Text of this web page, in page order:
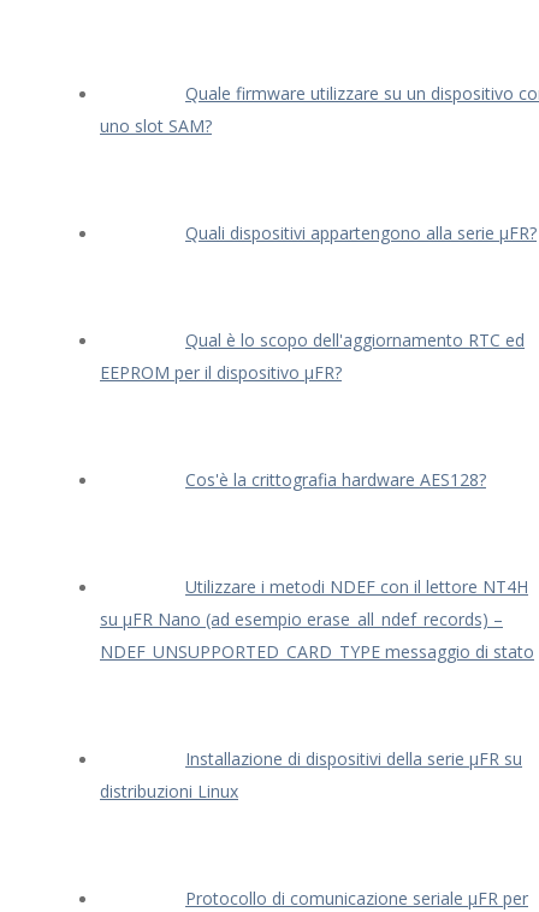
Quale firmware utilizzare su un dispositivo
uno slot SAM?
Quali dispositivi appartengono alla serie μFR?
Qual è lo scopo dell'aggiornamento RTC ed
EEPROM per il dispositivo μFR?
Cos'è la crittografia hardware AES128?
Utilizzare i metodi NDEF con il lettore NT4H
su μFR Nano (ad esempio erase_all_ndef_records) –
NDEF_UNSUPPORTED_CARD_TYPE messaggio di stato
Installazione di dispositivi della serie μFR su
distribuzioni Linux
Protocollo di comunicazione seriale μFR per